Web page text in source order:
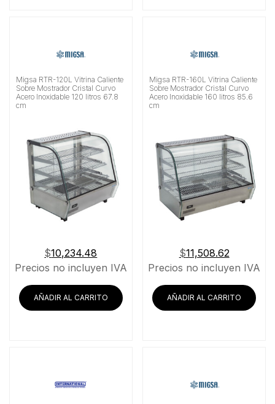
Migsa RTR-120L Vitrina Caliente
Sobre Mostrador Cristal Curvo
Acero Inoxidable 120 litros 67.8
cm
$10,234.48
Precios no incluyen IVA
AÑADIR AL CARRITO
Migsa RTR-160L Vitrina Caliente
Sobre Mostrador Cristal Curvo
Acero Inoxidable 160 litros 85.6
cm
$11,508.62
Precios no incluyen IVA
AÑADIR AL CARRITO